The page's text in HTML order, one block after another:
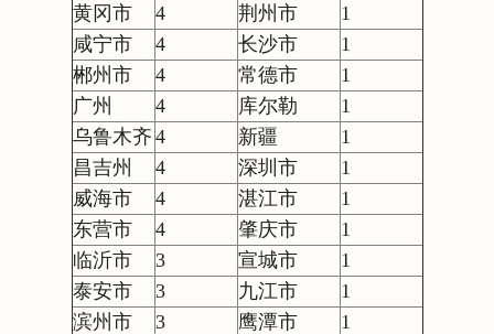
黄冈市
4 荆州市
1
咸宁市
4 长沙市
1
郴州市
4 常德市
1
广州
4 库尔勒
1
乌鲁木齐 4 新疆
1
昌吉州
4 深圳市
1
威海市
4 湛江市
1
东营市
4 肇庆市
1
临沂市
3 宣城市
1
泰安市
3 九江市
1
滨州市
3 鹰潭市
1